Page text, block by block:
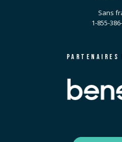
Sans
1-855-
PARTENAIRES